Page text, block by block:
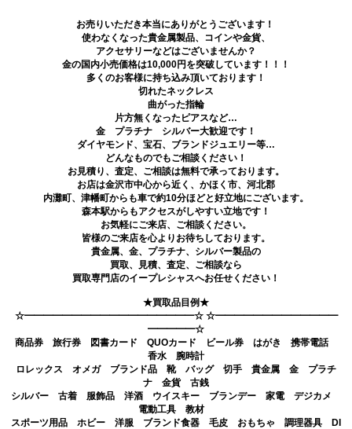
お売りいただき本当にありがとうございます！
使わなくなった貴金属製品、コインや金貨、
アクセサリーなどはございませんか？
金の国内小売価格は10,000円を突破しています！！！
多くのお客様に持ち込み頂いております！
切れたネックレス
曲がった指輪
片方無くなったピアスなど…
金 プラチナ シルバー大歓迎です！
ダイヤモンド、宝石、ブランドジュエリー等…
どんなものでもご相談ください！
お見積り、査定、ご相談は無料で承っております。
お店は金沢市中心から近く、かほく市、河北郡
内灘町、津幡町からも車で約10分ほどと好立地にございます。
森本駅からもアクセスがしやすい立地です！
お気軽にご来店、ご相談ください。
皆様のご来店を心よりお待ちしております。
貴金属、金、プラチナ、シルバー製品の
買取、見積、査定、ご相談なら
買取専門店のイープレシャスへお任せください！
★買取品目例★
☆━━━━━━━━━━━━━━━━━━☆ ☆━━━━━━━━━━━━━
━━━━━☆
商品券 旅行券 図書カード QUOカード ビール券 はがき 携帯電話
香水 腕時計
ロレックス オメガ ブランド品 靴 バッグ 切手 貴金属 金 プラチ
ナ 金貨 古銭
シルバー 古着 服飾品 洋酒 ウイスキー ブランデー 家電 デジカメ
電動工具 教材
スポーツ用品 ホビー 洋服 ブランド食器 毛皮 おもちゃ 調理器具 DI